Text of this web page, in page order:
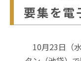
要集を電
10月23日（